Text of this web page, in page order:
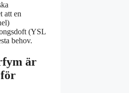
att en
(YSL
behov.
är